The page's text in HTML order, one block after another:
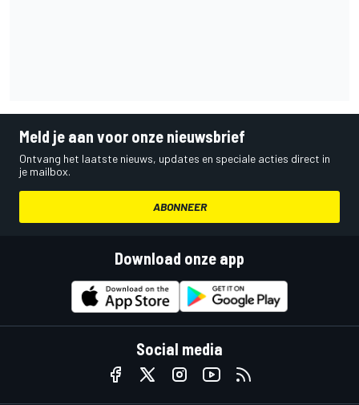
Meld je aan voor onze nieuwsbrief
Ontvang het laatste nieuws, updates en speciale acties direct in
je mailbox.
ABONNEER
Download onze app
Social media